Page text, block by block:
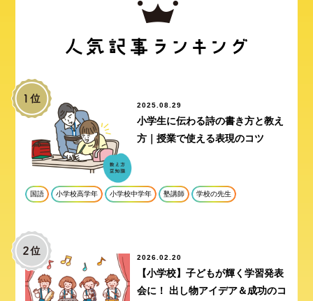
2025.08.29
小学生に伝わる詩の書き方と教え
方｜授業で使える表現のコツ
国語 小学校高学年 小学校中学年 塾講師 学校の先生
2026.02.20
【小学校】子どもが輝く学習発表
会に！ 出し物アイデア＆成功のコ